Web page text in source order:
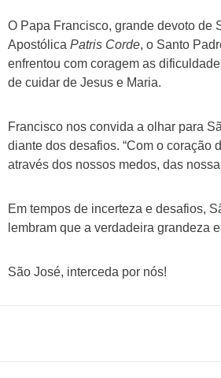
O Papa Francisco, grande devoto de
Apostólica Patris Corde, o Santo
enfrentou com coragem as
de cuidar de Jesus e Maria.
Francisco nos convida a olhar para
diante dos desafios. “Com o coração
através dos nossos medos, das
Em tempos de incerteza e desafios,
lembram que a verdadeira grandeza
São José, interceda por nós!